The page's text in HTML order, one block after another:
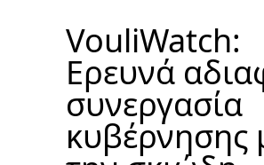
VouliWatch:
Ερευνά
συνεργασία
κυβέρνησης